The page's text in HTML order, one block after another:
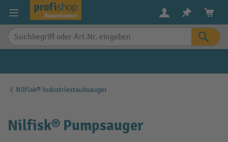
springen
Nilfisk® Industriestaubsauger
Nilfisk® Pumpsauger